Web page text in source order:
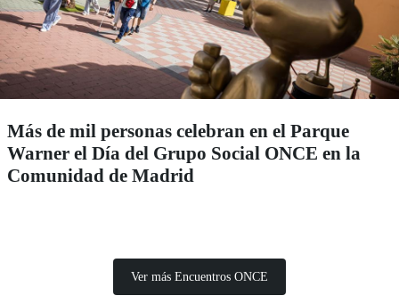
Más de mil personas celebran en el Parque
Warner el Día del Grupo Social ONCE en la
Comunidad de Madrid
Ver más Encuentros ONCE